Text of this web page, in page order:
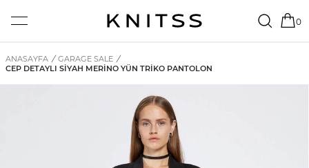
0
ANASAYFA / GARAGE SALE /
CEP DETAYLI SIYAH MERINO YÜN TRIKO PANTOLON